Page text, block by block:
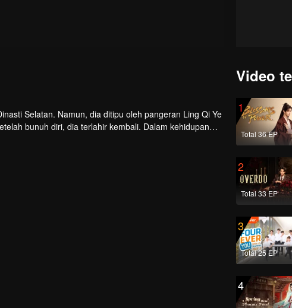
Selatan. Namun, dia ditipu oleh pangeran Ling Qi Ye
bunuh diri, dia terlahir kembali. Dalam kehidupan
Video
1
Total 36 EP
2
Total 33 EP
3
Total 25 EP
4